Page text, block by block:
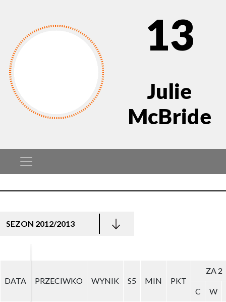
13
Julie
McBride
SEZON 2012/2013
DATA PRZECIWKO WYNIK S5 MIN PKT
ZA 2
C W
DATA PRZECIWKO WYNIK S5 MIN PKT
ZA 2
C W